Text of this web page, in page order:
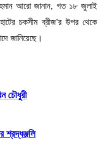
আরো জানান, গত ১৮ জুলাই
চকসীম ব্রীজ’র উপর থেকে
জানিয়েছে।
চৌধুরী
শ্রদ্ধঞ্জলি